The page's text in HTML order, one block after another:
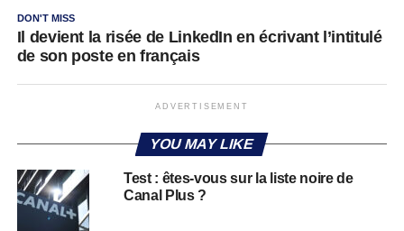
DON'T MISS
Il devient la risée de LinkedIn en écrivant l’intitulé
de son poste en français
ADVERTISEMENT
YOU MAY LIKE
Test : êtes-vous sur la liste noire de
Canal Plus ?